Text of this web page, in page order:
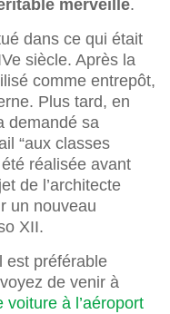
merveille.
dans ce qui était
siècle. Après la
comme entrepôt,
Plus tard, en
demandé sa
“aux classes
été réalisée avant
de l’architecte
un nouveau
XII.
est préférable
de venir à
voiture à l’aéroport